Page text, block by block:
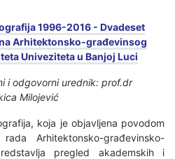
1996-2016 - Dvadeset
Arhitektonsko-građevinsog
Univeziteta u Banjoj Luci
i odgovorni urednik: prof.dr
Milojević
koja je objavljena povodom
Arhitektonsko-građevinsko-
pregled akademskih i